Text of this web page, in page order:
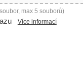
max 5 souborů)
Více informací